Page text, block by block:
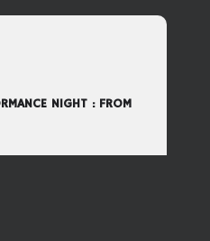
NIGHT : FROM